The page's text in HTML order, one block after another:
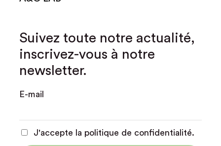
Suivez toute notre actualité,
inscrivez-vous à notre
newsletter.
E-mail
J'accepte la politique de confidentialité.